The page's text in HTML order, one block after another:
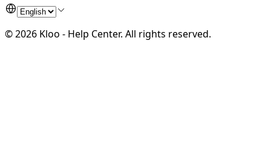
©2026 Kloo - Help Center. All rights reserved.